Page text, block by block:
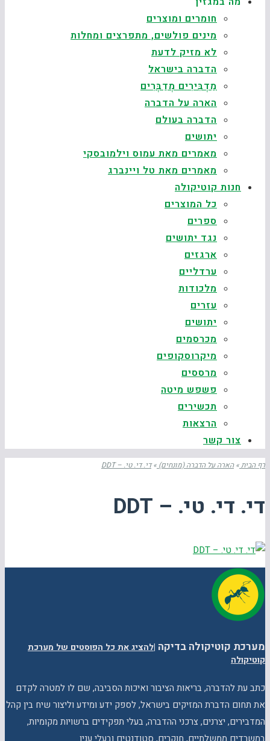
חומרים ומוצרים
מינים פולשים, מתפרצים ומחלות
לא מזיק לדעת
הדברה בישראל
מַדְבִּירִים מְדַבְּרִים
הארה על הדברה
הדברה בעולם
יתושים
מאמרים מאת עמוס וילמובסקי
מאמרים מאת טל ויינברג
חנות קוטיקולה
כל המוצרים
ספרים
נגד יתושים
ארגזים
ערדליים
מלכודות
עזרים
יתושים
מכרסמים
מיקרוסקופים
מרססים
פשפש מיטה
תכשירים
הרצאות
צור קשר
דף הבית» הארה על הדברה (מונחים) » די. די. טי. – DDT
די. די. טי. – DDT
מערכת קוטיקולה בדיקה |להציג את כל הפוסטים של מערכת
קוטיקולה
כתב עת להדברה, בריאות הציבור ואיכות הסביבה, שם לו למטרה לקדם
את תחום הדברת המזיקים בישראל, לספק ידע ומידע וליצור שיח בין קהל
המדבירים, יצרנים, צרכני ההדברה, בעלי תפקידים ברשויות מקומיות,